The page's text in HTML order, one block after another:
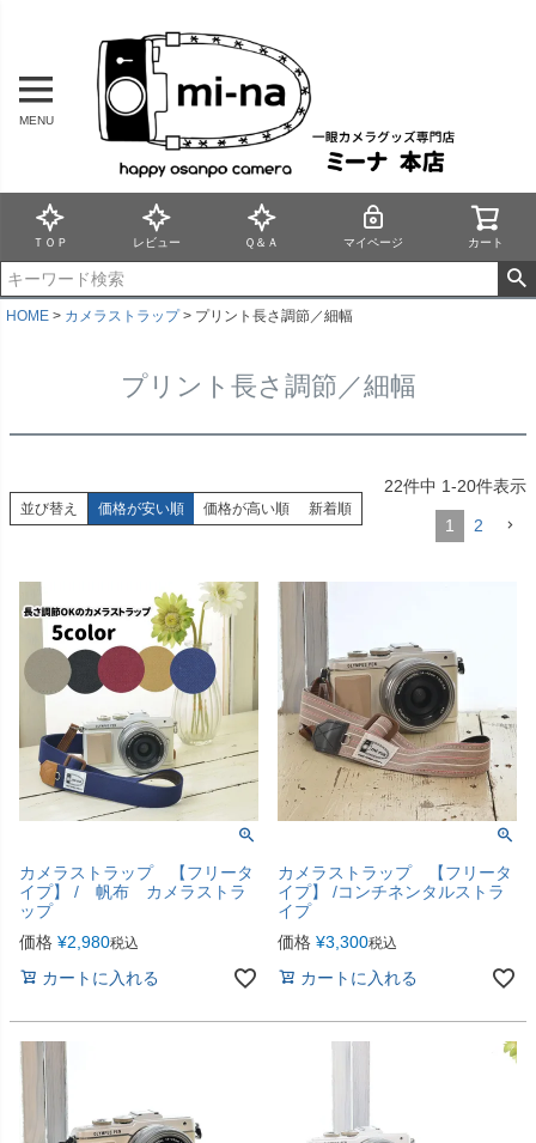
MENU
ＴＯＰ レビュー Ｑ＆Ａ マイページ カート
HOME カメラストラップ プリント長さ調節／細幅
プリント長さ調節／細幅
並び替え 価格が安い順 価格が高い順 新着順
22件中 1-20件表示
1 2
カメラストラップ 【フリータ
イプ】 / 帆布 カメラストラ
ップ
価格 ¥2,980税込
カートに入れる
カメラストラップ 【フリータ
イプ】 /コンチネンタルストラ
イプ
価格 ¥3,300税込
カートに入れる